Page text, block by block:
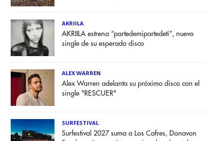
AKRIILA
AKRIILA estrena “partedemipartedeti”, nuevo
single de su esperado disco
ALEX WARREN
Alex Warren adelanta su próximo disco con el
single "RESCUER"
SURFESTIVAL
Surfestival 2027 suma a Los Cafres, Donavon